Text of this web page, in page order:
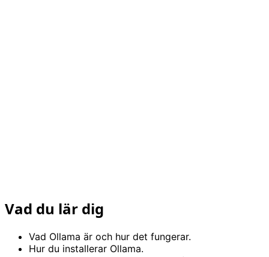
Vad du lär dig
Vad Ollama är och hur det fungerar.
Hur du installerar Ollama.